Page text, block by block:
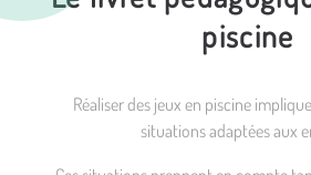
piscine
Réaliser des jeux en piscine
situations adaptées aux